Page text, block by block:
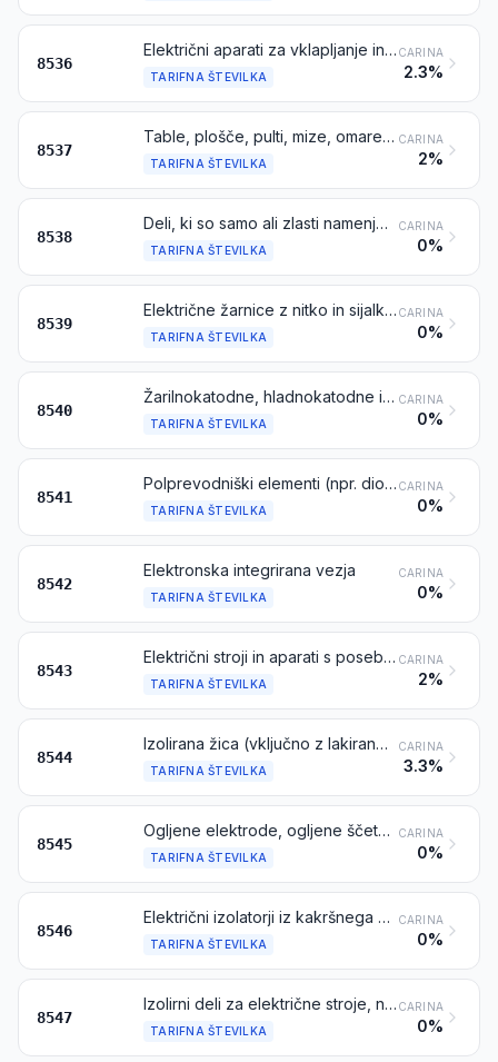
8536
Električni aparati za vklapljanje in izklapljanje, ali za zaščito električnih tokokrogov, ali za povezavo z električnimi tokokrogi ali znotraj njih (npr. stikala, releji, varovalke, dušilni elementi motečih valov, vtiči in vtičnice, okovi žarnic in drugi konektorji, priključno-razdelilne omare), za napetosti do vključno 1000 V; konektorji za optična vlakna, snope optičnih vlaken ali kable iz optičnih vlaken
TARIFNA ŠTEVILKA
CARINA
2.3%
8537
Table, plošče, pulti, mize, omare in druge osnove, opremljene z dvema ali več izdelki iz tarifne številke 8535 ali 8536, za električno krmiljenje ali razdeljevanje električnega toka, vključno s tistimi z vgrajenimi instrumenti in aparati iz poglavja 90 in aparati za numerično krmiljenje, razen telefonskih central iz tarifne številke 8517
TARIFNA ŠTEVILKA
CARINA
2%
8538
Deli, ki so samo ali zlasti namenjeni za uporabo z aparati iz tarifne številke 8535, 8536 ali 8537
TARIFNA ŠTEVILKA
CARINA
0%
8539
Električne žarnice z nitko in sijalke na razelektrenje, vključno zaprte reflektorske luči s prednjo lečo, ultravijolične in infrardeče sijalke; obločnice; svetlobni viri s svetlečimi diodami (LED)
TARIFNA ŠTEVILKA
CARINA
0%
8540
Žarilnokatodne, hladnokatodne in fotokatodne elektronke in cevi (npr. vakuumske elektronke ali cevi, napolnjene s paro ali plinom, živosrebrove usmerjevalke, katodne cevi, slikovne cevi za televizijske kamere)
TARIFNA ŠTEVILKA
CARINA
0%
8541
Polprevodniški elementi (npr. diode, tranzistorji, polprevodniški pretvorniki); fotoobčutljivi polprevodniški elementi, vključno fotonapetostne celice, sestavljene v module ali plošče ali ne; svetleče diode (LED), sestavljene z drugimi svetlečimi diodami (LED) ali ne; montirani piezoelektrični kristali
TARIFNA ŠTEVILKA
CARINA
0%
8542
Elektronska integrirana vezja
TARIFNA ŠTEVILKA
CARINA
0%
8543
Električni stroji in aparati s posebnimi funkcijami, ki niso navedeni ali zajeti na drugem mestu v tem poglavju
TARIFNA ŠTEVILKA
CARINA
2%
8544
Izolirana žica (vključno z lakirano žico ali elektrolitsko oksidirano žico), kabli (vključno s koaksialnimi kabli) in drugi izolirani električni vodniki, s konektorjem ali brez njega; kabli iz optičnih vlaken, izdelani iz posamično oplaščenih vlaken, kombinirani z električnimi vodniki ali ne, s konektorjem ali brez njega
TARIFNA ŠTEVILKA
CARINA
3.3%
8545
Ogljene elektrode, ogljene ščetke, oglje za žarnice, oglje za baterije in drugi izdelki iz grafita ali drugega oglja, s kovino ali brez nje, za električne namene
TARIFNA ŠTEVILKA
CARINA
0%
8546
Električni izolatorji iz kakršnega koli materiala
TARIFNA ŠTEVILKA
CARINA
0%
8547
Izolirni deli za električne stroje, naprave ali opremo, izdelani v celoti iz izolirnega materiala ali samo z manjšimi kovinskimi komponentami (npr. tulci z navojem), vdelanimi med stiskanjem izključno zaradi vezave, razen izolatorjev iz tarifne številke 8546; cevi za električne vodnike in spojke zanje, iz navadnih kovin, obložene z izolirnim materialom
TARIFNA ŠTEVILKA
CARINA
0%